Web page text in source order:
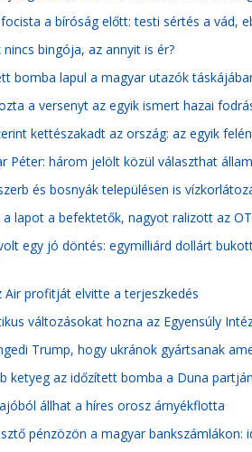
a bíróság előtt: testi sértés a vád,
nincs bingója, az annyit is ér?
bomba lapul a magyar utazók
a versenyt az egyik ismert hazai
kettészakadt az ország: az egyik
Péter: három jelölt közül választhat
és bosnyák településen is
a lapot a befektetők, nagyot ralizott az
egy jó döntés: egymilliárd dollárt
Air profitját elvitte a terjeszkedés
változásokat hozna az Egyensúly
Trump, hogy ukránok gyártsanak
ketyeg az időzített bomba a Duna
állhat a híres orosz árnyékflotta
pénzözön a magyar